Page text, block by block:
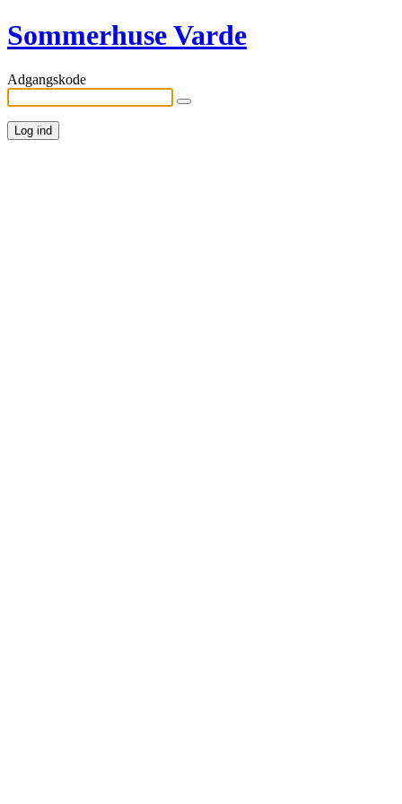
Sommerhuse Varde
Adgangskode